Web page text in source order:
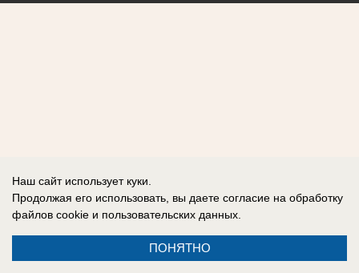
Наш сайт использует куки.
Продолжая его использовать, вы даете согласие на обработку
файлов cookie и пользовательских данных.
ПОНЯТНО